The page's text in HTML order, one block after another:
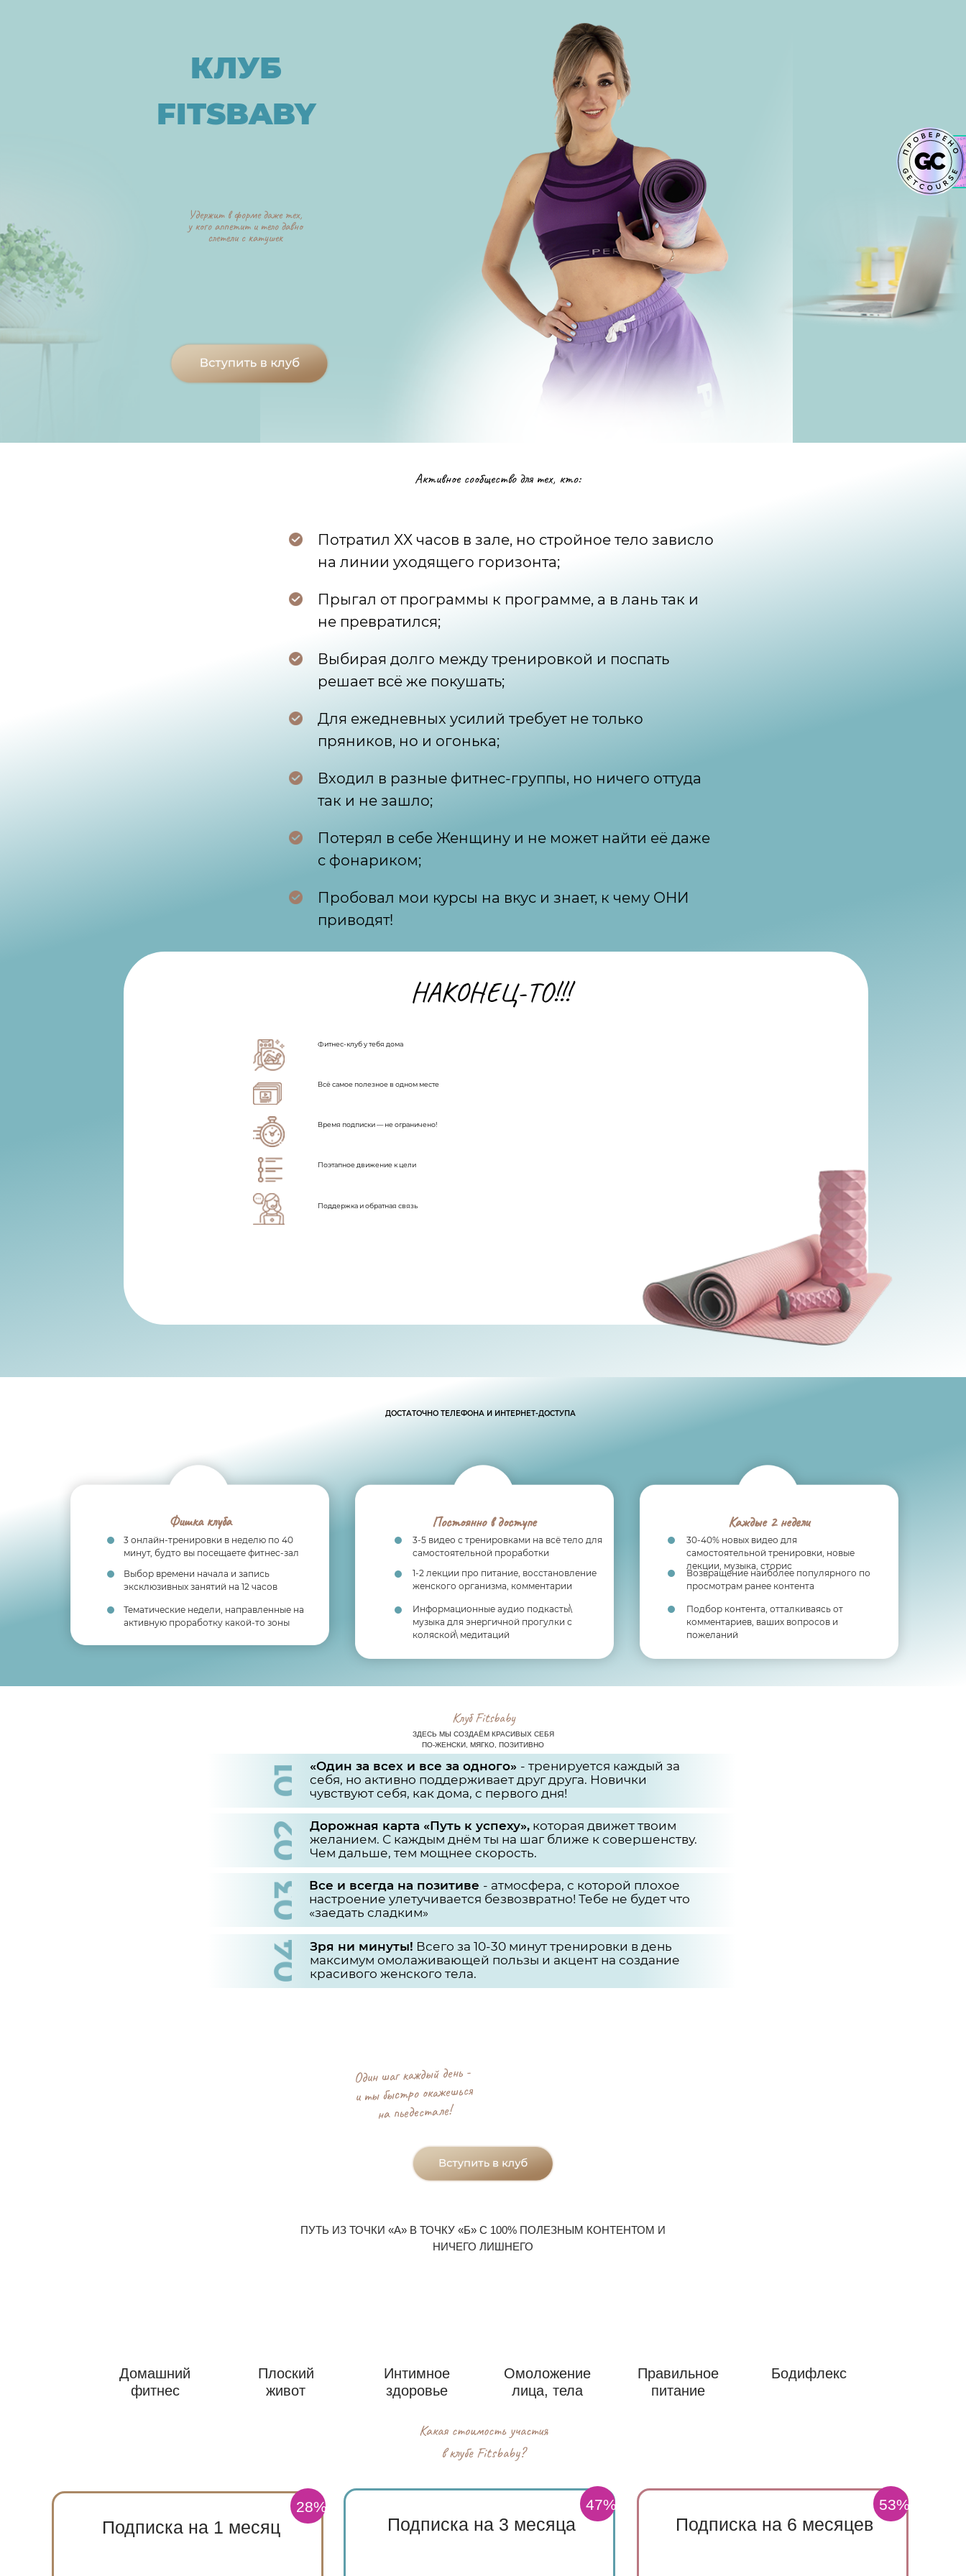
КЛУБ
FITSBABY
слетели с катушек
Активное сообщество для тех, кто:
Потратил XX часов в зале, но стройное тело зависло
на линии уходящего горизонта;
Прыгал от программы к программе, а в лань так и
не превратился;
Выбирая долго между тренировкой и поспать
решает всё же покушать;
Для ежедневных усилий требует не только
пряников, но и огонька;
Входил в разные фитнес-группы, но ничего оттуда
так и не зашло;
Потерял в себе Женщину и не может найти её даже
с фонариком;
Пробовал мои курсы на вкус и знает, к чему ОНИ
приводят!
НАКОНЕЦ-ТО!!!
Фитнес-клуб у тебя дома
Всё самое полезное в одном месте
Время подписки — не ограничено!
Поэтапное движение к цели
Поддержка и обратная связь
ДОСТАТОЧНО ТЕЛЕФОНА И ИНТЕРНЕТ-ДОСТУПА
Постоянно в доступе
Фишка клуба Каждые 2 недели
3 онлайн-тренировки в неделю по 40
минут, будто вы посещаете фитнес-зал
Выбор времени начала и запись
эксклюзивных занятий на 12 часов
Тематические недели, направленные на
активную проработку какой-то зоны
3-5 видео с тренировками на всё тело для
самостоятельной проработки
1-2 лекции про питание, восстановление
женского организма, комментарии
Информационные аудио подкасты\
музыка для энергичной прогулки с
коляской\ медитаций
30-40% новых видео для
самостоятельной тренировки, новые
лекции, музыка, сторис
Возвращение наиболее популярного по
просмотрам ранее контента
Подбор контента, отталкиваясь от
комментариев, ваших вопросов и
пожеланий
«Один за всех и все за одного» - тренируется каждый за
себя, но активно поддерживает друг друга. Новички
чувствуют себя, как дома, с первого дня!
Дорожная карта «Путь к успеху», которая движет твоим
желанием. С каждым днём ты на шаг ближе к совершенству.
Чем дальше, тем мощнее скорость.
Все и всегда на позитиве - атмосфера, с которой плохое
настроение улетучивается безвозвратно! Тебе не будет что
«заедать сладким»
Зря ни минуты! Всего за 10-30 минут тренировки в день
максимум омолаживающей пользы и акцент на создание
красивого женского тела.
Клуб Fitsbaby
ЗДЕСЬ МЫ СОЗДАЁМ КРАСИВЫХ СЕБЯ
ПО-ЖЕНСКИ, МЯГКО, ПОЗИТИВНО
Один шаг каждый день -
и ты быстро окажешься
на пьедестале!
ПУТЬ ИЗ ТОЧКИ «А» В ТОЧКУ «Б» С 100% ПОЛЕЗНЫМ КОНТЕНТОМ И
НИЧЕГО ЛИШНЕГО
Домашний
фитнес
Плоский
живот
Интимное
здоровье
Омоложение
лица, тела
Правильное
питание
Бодифлекс
Какая стоимость участия
в клубе Fitsbaby?
Подписка на 1 месяц Подписка на 3 месяца
28% 47%
Подписка на 6 месяцев
53%